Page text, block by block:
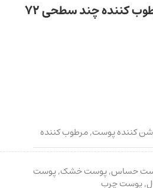
اسپلش ماسک مزو ، مرطوب کننده چند سطحی ۷۲
کننده پوست,مرطوب کننده
حساس,پوست خشک,پوست
,پوست چرب